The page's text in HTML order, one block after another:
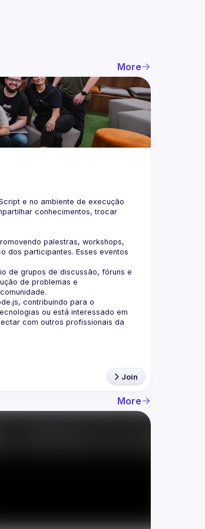
More
e no ambiente de execução
conhecimentos, trocar
palestras, workshops,
dos participantes. Esses eventos
de grupos de discussão, fóruns e
de problemas e
contribuindo para o
ou está interessado em
com outros profissionais da
Join
More